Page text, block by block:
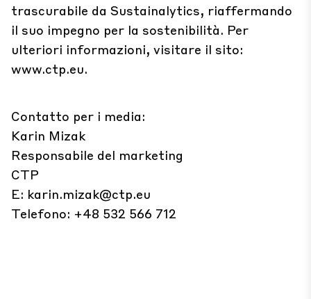
trascurabile da Sustainalytics, riaffermando
il suo impegno per la sostenibilità. Per
ulteriori informazioni, visitare il sito:
www.ctp.eu.
Contatto per i media:
Karin Mizak
Responsabile del marketing
CTP
E: karin.mizak@ctp.eu
Telefono: +48 532 566 712